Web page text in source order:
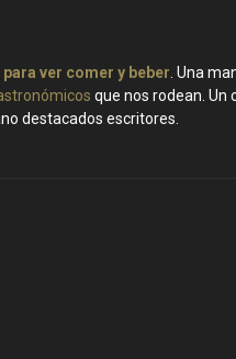
ver comer y beber . Una
que nos rodean. Un
destacados escritores.